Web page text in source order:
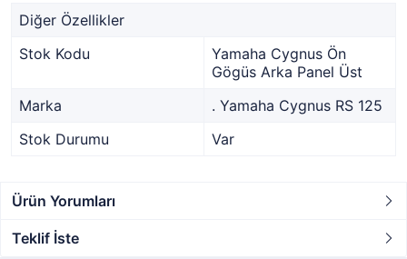
Diğer Özellikler
Stok Kodu
Yamaha Cygnus Ön
Gögüs Arka Panel Üst
Marka
. Yamaha Cygnus RS 125
Stok Durumu
Var
Ürün Yorumları
Teklif İste